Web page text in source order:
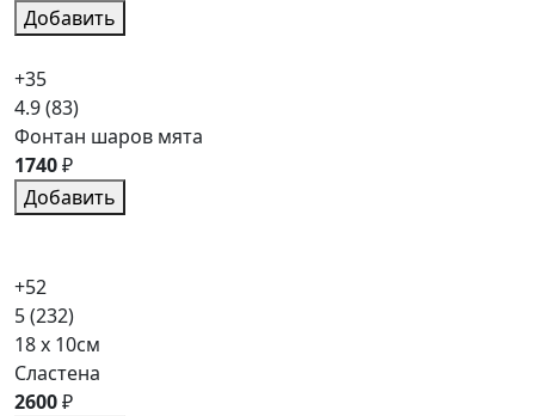
Добавить
+35
4.9(83)
Фонтан шаров мята
1740₽
Добавить
+52
5(232)
18 x 10см
Сластена
2600₽